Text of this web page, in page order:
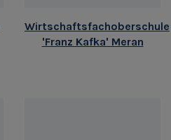
Wirtschaftsfachoberschule
'Franz Kafka' Meran